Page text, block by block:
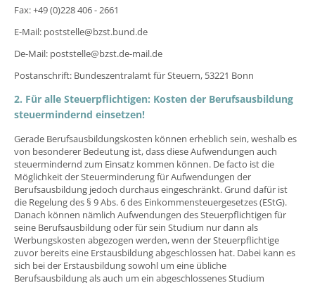
Fax: +49 (0)228 406 - 2661
E-Mail: poststelle@bzst.bund.de
De-Mail: poststelle@bzst.de-mail.de
Postanschrift: Bundeszentralamt für Steuern, 53221 Bonn
2. Für alle Steuerpflichtigen: Kosten der Berufsausbildung
steuermindernd einsetzen!
Gerade Berufsausbildungskosten können erheblich sein, weshalb es
von besonderer Bedeutung ist, dass diese Aufwendungen auch
steuermindernd zum Einsatz kommen können. De facto ist die
Möglichkeit der Steuerminderung für Aufwendungen der
Berufsausbildung jedoch durchaus eingeschränkt. Grund dafür ist
die Regelung des § 9 Abs. 6 des Einkommensteuergesetzes (EStG).
Danach können nämlich Aufwendungen des Steuerpflichtigen für
seine Berufsausbildung oder für sein Studium nur dann als
Werbungskosten abgezogen werden, wenn der Steuerpflichtige
zuvor bereits eine Erstausbildung abgeschlossen hat. Dabei kann es
sich bei der Erstausbildung sowohl um eine übliche
Berufsausbildung als auch um ein abgeschlossenes Studium